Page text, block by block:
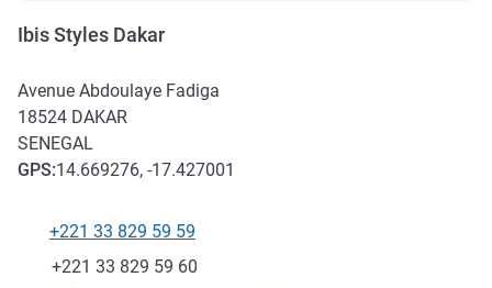
Ibis Styles Dakar
Avenue Abdoulaye Fadiga
18524 DAKAR
SENEGAL
GPS:14.669276, -17.427001
Telefon
+221 33 829 59 59
Faks
+221 33 829 59 60